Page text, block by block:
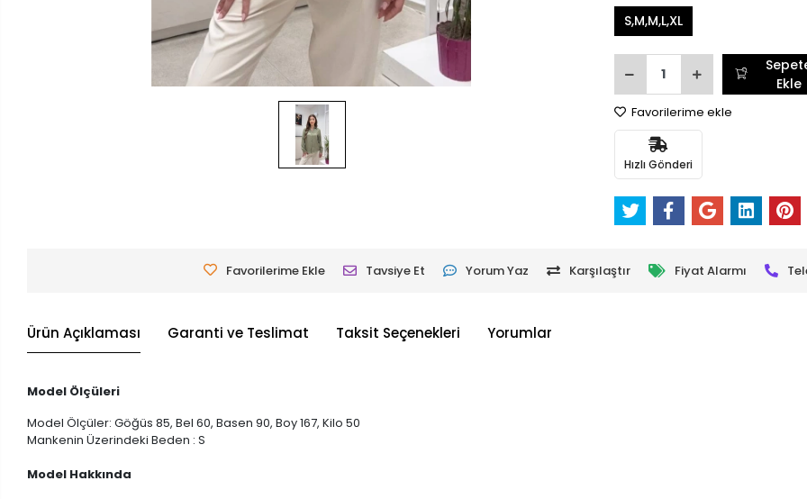
S,M,M,L,XL
Ekle
Favorilerime ekle
Hızlı Gönderi
Favorilerime Ekle Tavsiye Et Yorum Yaz Karşılaştır Fiyat Alarmı
Ürün Açıklaması Garanti ve Teslimat Taksit Seçenekleri Yorumlar
Model Ölçüleri
Model Ölçüler: Göğüs 85, Bel 60, Basen 90, Boy 167, Kilo 50
Mankenin Üzerindeki Beden : S
Model Hakkında